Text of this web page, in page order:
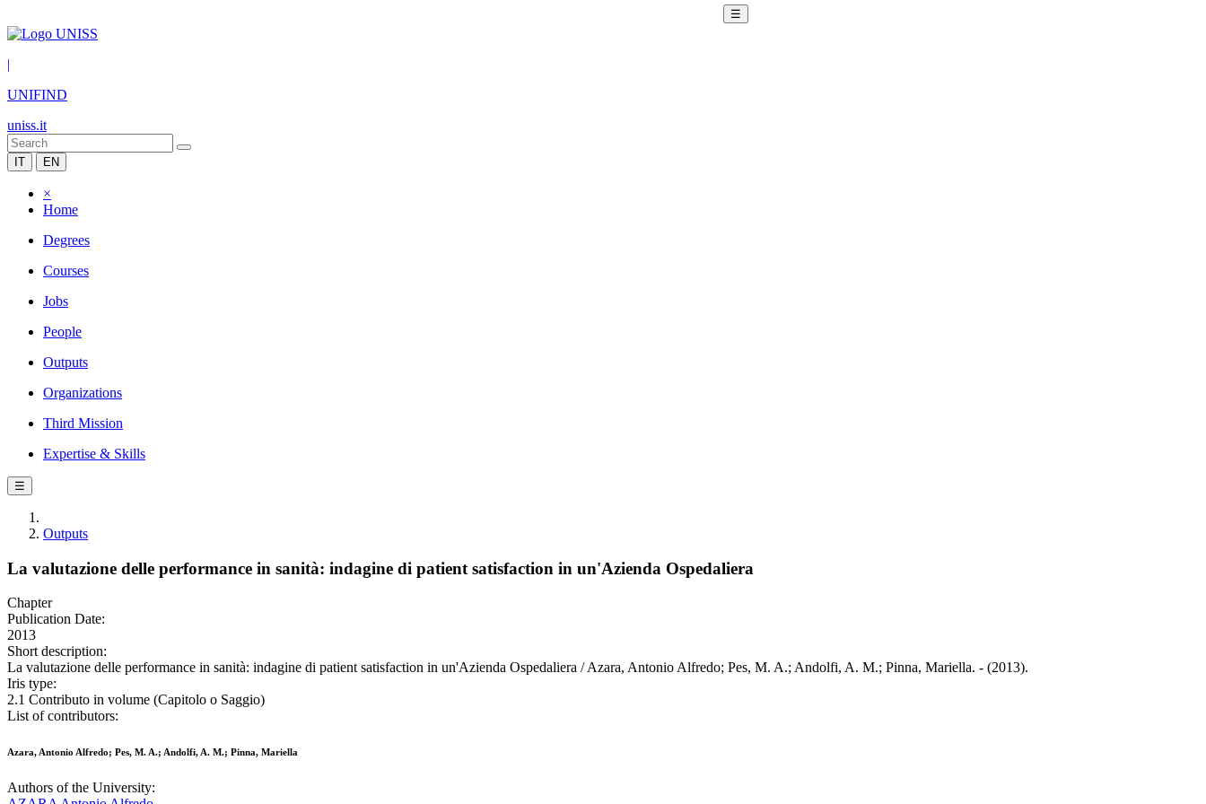
☰
|
UNIFIND
uniss.it
IT EN
×
Home
Degrees
Courses
Jobs
People
Outputs
Organizations
Third Mission
Expertise & Skills
☰
Outputs
La valutazione delle performance in sanità: indagine di patient satisfaction in un'Azienda Ospedaliera
Chapter
Publication Date:
2013
Short description:
La valutazione delle performance in sanità: indagine di patient satisfaction in un'Azienda Ospedaliera / Azara, Antonio Alfredo; Pes, M. A.; Andolfi, A. M.; Pinna, Mariella. - (2013).
Iris type:
2.1 Contributo in volume (Capitolo o Saggio)
List of contributors:
Azara, Antonio Alfredo; Pes, M. A.; Andolfi, A. M.; Pinna, Mariella
Authors of the University: